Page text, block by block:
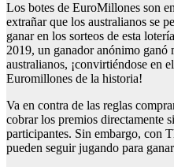
Los botes de EuroMillones son
extrañar que los australianos se
ganar en los sorteos de esta
2019, un ganador anónimo ganó
australianos, ¡convirtiéndose en
Euromillones de la historia!
Va en contra de las reglas
cobrar los premios directamente
participantes. Sin embargo, con
pueden seguir jugando para